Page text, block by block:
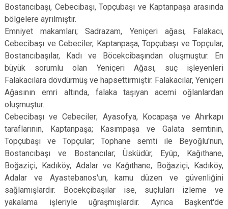
Bostancıbaşı, Cebecibaşı, Topçubaşı ve Kaptanpaşa arasında
bölgelere ayrılmıştır.
Emniyet makamları; Sadrazam, Yeniçeri ağası, Falakacı,
Cebecibaşı ve Cebeciler, Kaptanpaşa, Topçubaşı ve Topçular,
Bostancıbaşılar, Kadı ve Böcekcibaşından oluşmuştur. En
büyük sorumlu olan Yeniçeri Ağası, suç işleyenleri
Falakacılara dövdürmüş ve hapsettirmiştir. Falakacılar, Yeniçeri
Ağasının emri altında, falaka taşıyan acemi oğlanlardan
oluşmuştur.
Cebecibaşı ve Cebeciler; Ayasofya, Kocapaşa ve Ahırkapı
taraflarının, Kaptanpaşa; Kasımpaşa ve Galata semtinin,
Topçubaşı ve Topçular; Tophane semti ile Beyoğlu'nun,
Bostancıbaşı ve Bostancılar; Üsküdür, Eyüp, Kağıthane,
Boğaziçi, Kadıköy, Adalar ve Kağıthane, Boğaziçi, Kadıköy,
Adalar ve Ayastebanos'un, kamu düzen ve güvenliğini
sağlamışlardır. Böcekçibaşılar ise, suçluları izleme ve
yakalama işleriyle uğraşmışlardır. Ayrıca Başkent'de